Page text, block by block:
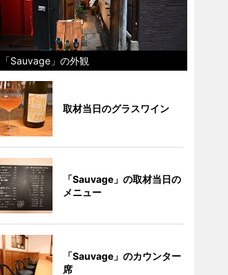
「Sauvage」の外観
取材当日のグラスワイン
「Sauvage」の取材当日の
メニュー
「Sauvage」のカウンター
席